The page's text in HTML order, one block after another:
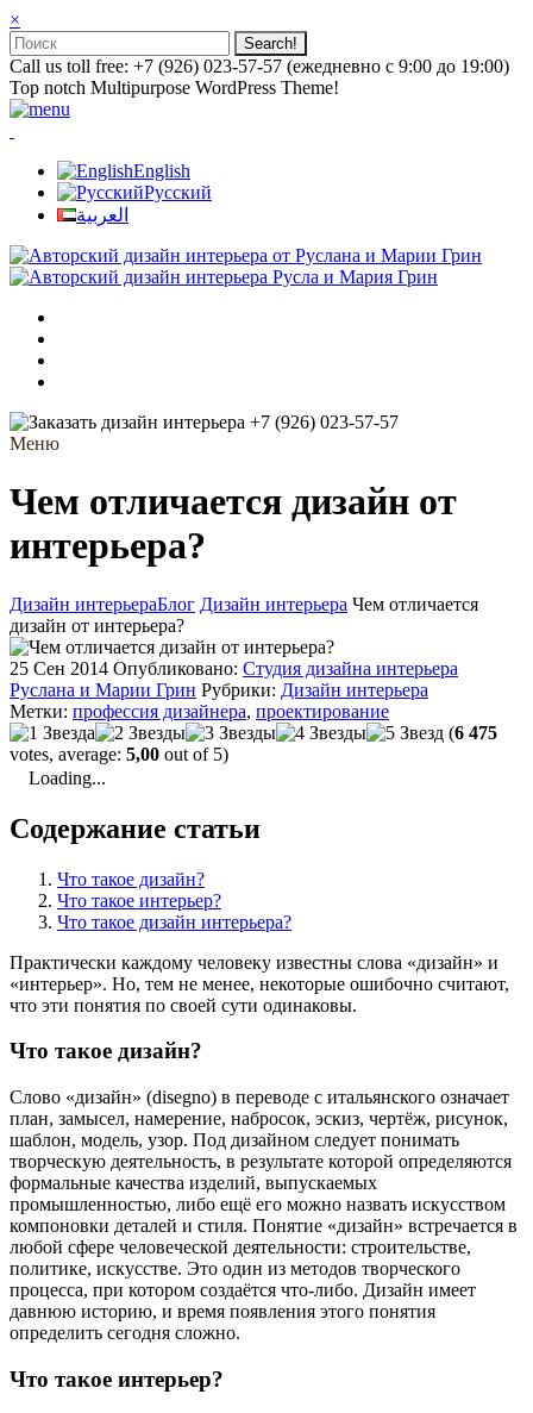
×
Call us toll free: +7 (926) 023-57-57 (ежедневно с 9:00 до 19:00)
Top notch Multipurpose WordPress Theme!
English
Русский
العربية
+7 (926) 023-57-57
Меню
Чем отличается дизайн от
интерьера?
Дизайн интерьераБлог Дизайн интерьера Чем отличается
дизайн от интерьера?
25 Сен 2014 Опубликовано: Студия дизайна интерьера
Руслана и Марии Грин Рубрики: Дизайн интерьера
Метки: профессия дизайнера, проектирование
(6 475
votes, average: 5,00 out of 5)
Loading...
Содержание статьи
Что такое дизайн?
Что такое интерьер?
Что такое дизайн интерьера?
Практически каждому человеку известны слова «дизайн» и
«интерьер». Но, тем не менее, некоторые ошибочно считают,
что эти понятия по своей сути одинаковы.
Что такое дизайн?
Слово «дизайн» (disegno) в переводе с итальянского означает
план, замысел, намерение, набросок, эскиз, чертёж, рисунок,
шаблон, модель, узор. Под дизайном следует понимать
творческую деятельность, в результате которой определяются
формальные качества изделий, выпускаемых
промышленностью, либо ещё его можно назвать искусством
компоновки деталей и стиля. Понятие «дизайн» встречается в
любой сфере человеческой деятельности: строительстве,
политике, искусстве. Это один из методов творческого
процесса, при котором создаётся что-либо. Дизайн имеет
давнюю историю, и время появления этого понятия
определить сегодня сложно.
Что такое интерьер?